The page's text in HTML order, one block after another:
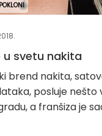
u svetu nakita
brend nakita,
posluje nešto
a franšiza je